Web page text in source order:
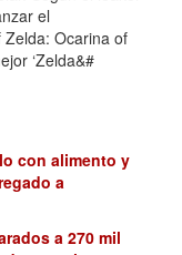
el
Ocarina of
‘Zelda&#
con alimento y
a
a 270 mil